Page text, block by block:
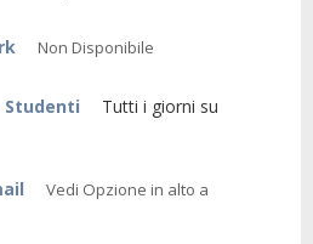
Non Disponibile
Studenti
Vedi Opzione in alto a